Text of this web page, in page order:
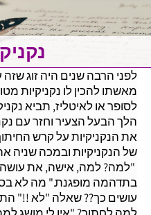
לפני הרבה שנים היה זוג
מאשתו להכין לו נקניקיות
לסופר או לאיטליז, תביא
הלך הבעל הצעיר וחזר עם
את הנקניקיות על קרש
של הנקניקיות ובמכה שניה
"למה? למה, אישה, את
בתדהמה מופגנת." מה לא
עושים כך?? שאלה "לא !!"